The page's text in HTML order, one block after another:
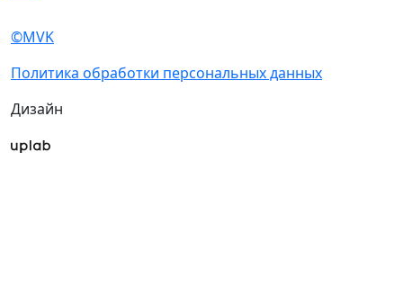
©MVK
Политика обработки персональных данных
Дизайн